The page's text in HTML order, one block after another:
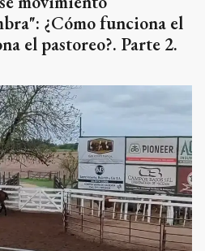
¿Cómo funciona el
el pastoreo?. Parte 2.